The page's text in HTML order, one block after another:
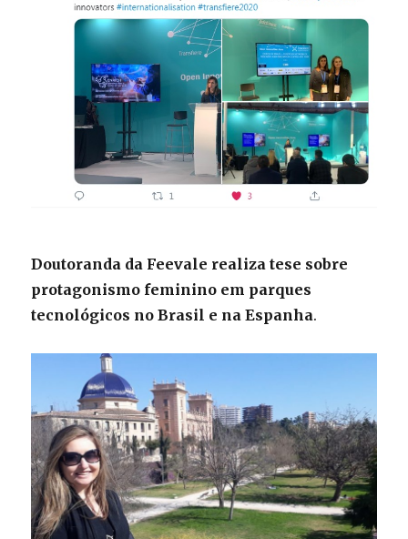
Doutoranda da Feevale realiza tese sobre
protagonismo feminino em parques
tecnológicos no Brasil e na Espanha.